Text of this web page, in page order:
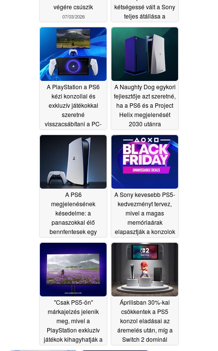
végére csúszik
07/03/2026
kétségessé vált a Sony
teljes átállása a
következtében
07/02/2026
A PlayStation a PS6
kézi konzollal és
exkluzív játékokkal
szeretné
visszacsábítani a PC-
06/30/2026
A Naughty Dog egykori
fejlesztője azt szeretné,
ha a PS6 és a Project
Helix megjelenését
2030 utánra
06/30/2026
A PS6
megjelenésének
késedelme: a
panaszokkal élő
bennfentesek egy
egyetértenek06/23/2026
A Sony kevesebb PS5-
kedvezményt tervez,
mivel a magas
memóriaárak
elapasztják a konzolok
06/20/2026
"Csak PS5-ön"
márkajelzés jelenik
meg, mivel a
PlayStation exkluzív
játékok kihagyhatják a
06/02/2026
Áprilisban 30%-kal
csökkentek a PS5
konzol eladásai az
áremelés után, míg a
Switch 2 dominál
05/20/2026